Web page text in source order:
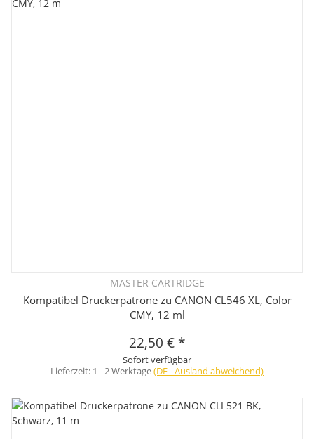
MASTER CARTRIDGE
Kompatibel Druckerpatrone zu CANON CL546 XL, Color
CMY, 12 ml
22,50 € *
Sofort verfügbar
Lieferzeit: 1 - 2 Werktage(DE - Ausland abweichend)